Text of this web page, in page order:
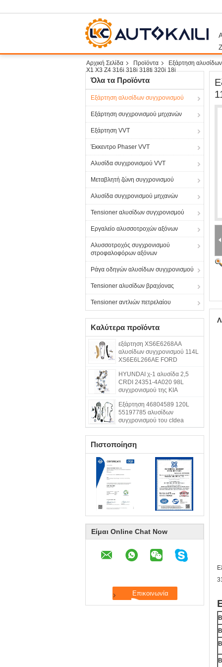
Αρχική Σελίδα Προϊόντα Εξάρτηση
X1 X3 Z4 316i 318i 318ti 320i 18i
Όλα τα Προϊόντα
Εξάρτηση αλυσίδων συγχρονισμού
Εξάρτηση συγχρονισμού μηχανών
Εξάρτηση VVT
Έκκεντρο Phaser VVT
Αλυσίδα συγχρονισμού VVT
Μεταβλητή ζώνη συγχρονισμού
Αλυσίδα συγχρονισμού μηχανών
Tensioner αλυσίδων συγχρονισμού
Εργαλείο αλυσσοτροχών αξόνων
Αλυσσοτροχός συγχρονισμού
στροφαλοφόρων αξόνων
Ράγα οδηγών αλυσίδων συγχρονισμού
Tensioner αλυσίδων βραχίονας
Tensioner αντλιών πετρελαίου
Καλύτερα προϊόντα
εξάρτηση XS6E6268AA
αλυσίδων συγχρονισμού 114L
XS6E6L266AE FORD
HYUNDAI χ-1 αλυσίδα 2,5
CRDI 24351-4A020 98L
συγχρονισμού της KIA
Εξάρτηση 46804589 120L
55197785 αλυσίδων
συγχρονισμού του cIdea
LINEA της ΦΊΑΤ
Πιστοποίηση
Είμαι Online Chat Now